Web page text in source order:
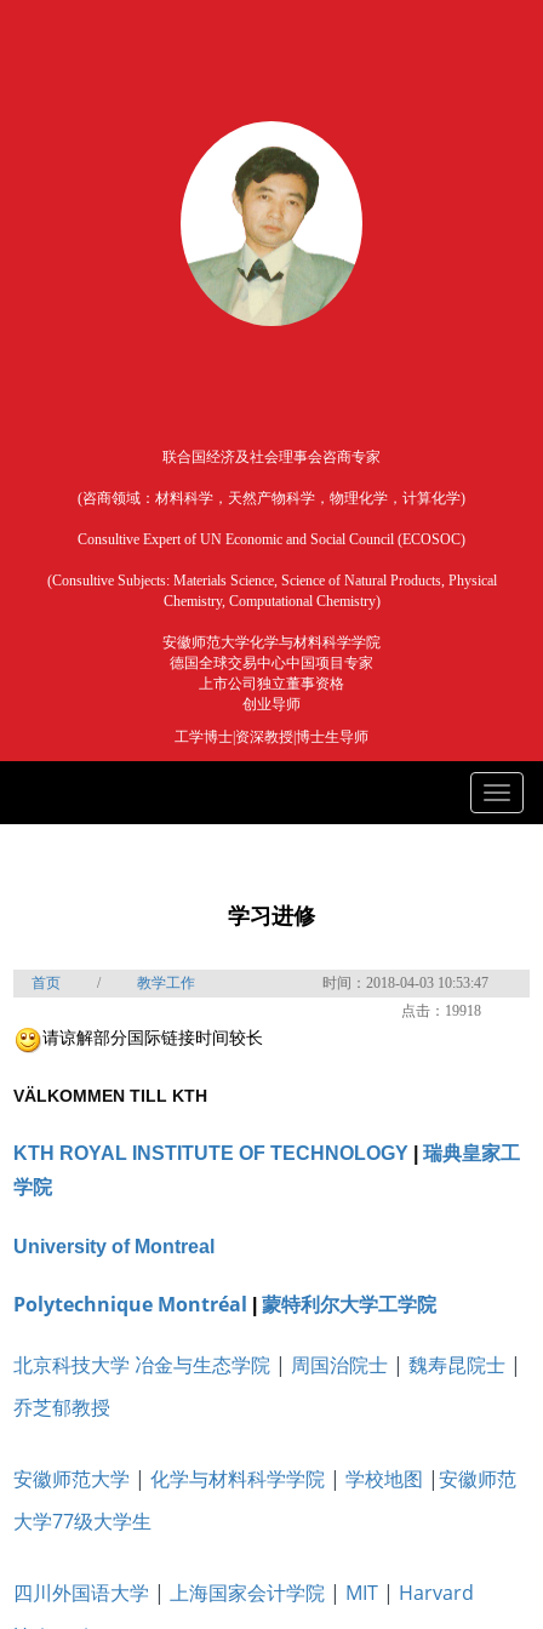
联合国经济及社会理事会咨商专家
(咨商领域：材料科学，天然产物科学，物理化学，计算化学)
Consultive Expert of UN Economic and Social Council (ECOSOC)
(Consultive Subjects: Materials Science, Science of Natural Products, Physical
Chemistry, Computational Chemistry)
安徽师范大学化学与材料科学学院
德国全球交易中心中国项目专家
上市公司独立董事资格
创业导师
工学博士|资深教授|博士生导师
Toggle
学习进修
首页 / 教学工作
时间：2018-04-03 10:53:47
点击：19918
请谅解部分国际链接时间较长
VÄLKOMMEN TILL KTH
KTH ROYAL INSTITUTE OF TECHNOLOGY |瑞典皇家工
学院
University of Montreal
Polytechnique Montréal |蒙特利尔大学工学院
北京科技大学 冶金与生态学院 | 周国治院士 |魏寿昆院士 |
乔芝郁教授
安徽师范大学 |化学与材料科学学院 |学校地图 |安徽师范
大学77级大学生
四川外国语大学 |上海国家会计学院 | MIT | Harvard